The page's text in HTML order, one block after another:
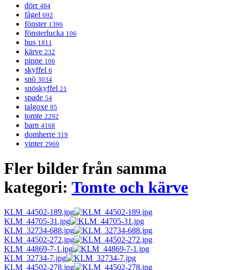
dörr 484
fågel 692
fönster 1396
fönsterlucka 106
hus 1811
kärve 232
pinne 106
skyffel 6
snö 3034
snöskyffel 21
spade 54
talgoxe 95
tomte 2292
barn 4168
domherre 319
vinter 2969
Fler bilder från samma
kategori: Tomte och kärve
KLM_44502-189.jpg
KLM_44705-31.jpg
KLM_32734-688.jpg
KLM_44502-272.jpg
KLM_44869-7-1.jpg
KLM_32734-7.jpg
KLM_44502-278.jpg